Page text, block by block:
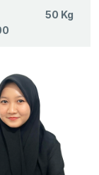
50 Kg